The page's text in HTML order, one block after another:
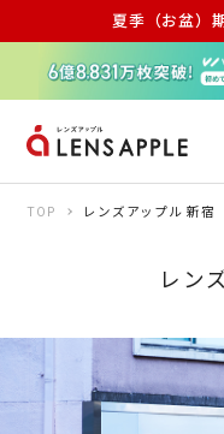
夏季（お盆）
アキュビ
TOP レンズアップル 新宿
レン